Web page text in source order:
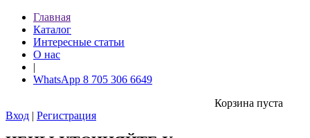
Главная
Каталог
Интересные статьи
О нас
|
WhatsApp 8 705 306 6649
Корзина пуста
Вход | Регистрация